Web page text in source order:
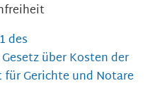
des
über Kosten der
Gerichte und Notare